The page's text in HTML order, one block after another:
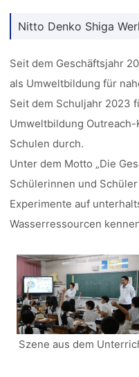
Nitto Denko Shiga
Seit dem Geschäftsjahr
als Umweltbildung für
Seit dem Schuljahr 2023
Umweltbildung
Schulen durch.
Unter dem Motto „Die
Schülerinnen und
Experimente auf
Wasserressourcen
Szene aus dem